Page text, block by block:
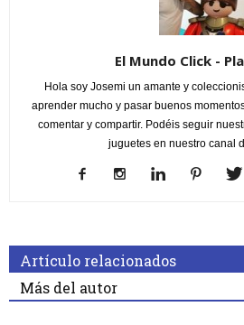
El Mundo Click -
Hola soy Josemi un amante y
aprender mucho y pasar buenos
comentar y compartir. Podéis seguir
juguetes en nuestro canal
Artículo relacionados
Más del autor